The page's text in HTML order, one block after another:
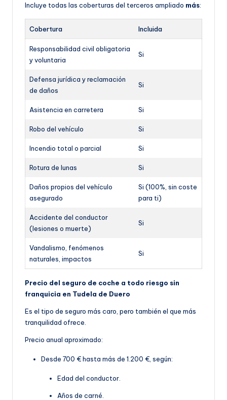
Incluye todas las coberturas del terceros ampliado más:
Cobertura Incluida
Responsabilidad civil obligatoria
y voluntaria
Si
Defensa jurídica y reclamación
de daños
Si
Asistencia en carretera Si
Robo del vehículo Si
Incendio total o parcial Si
Rotura de lunas Si
Daños propios del vehículo
asegurado
Si (100%, sin coste
para ti)
Accidente del conductor
(lesiones o muerte)
Si
Vandalismo, fenómenos
naturales, impactos
Si
Precio del seguro de coche a todo riesgo sin
franquicia en Tudela de Duero
Es el tipo de seguro más caro, pero también el que más
tranquilidad ofrece.
Precio anual aproximado:
Desde 700 € hasta más de 1.200 €, según:
Edad del conductor.
Años de carné.